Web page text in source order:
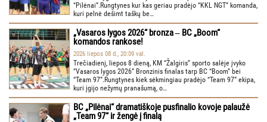
“Pilėnai”.Rungtynes kur kas geriau pradėjo “KKL NGT” komanda,
kuri pelnė dešimt taškų be…
„Vasaros lygos 2026“ bronza ‒ BC „Boom“
komandos rankose!
2026 liepos 08 d., 20:09 val.
Trečiadienį, liepos 8 dieną, KM “Žalgiris” sporto salėje įvyko
“Vasaros lygos 2026” Bronzinis finalas tarp BC “Boom” bei
“Team 97”.Rungtynes kiek sėkmingiau pradėjo “Team 97” ekipa,
kuri įgijo nežymų pranašumą, o…
BC „Pilėnai“ dramatiškoje pusfinalio kovoje palaužė
„Team 97“ ir žengė į finalą